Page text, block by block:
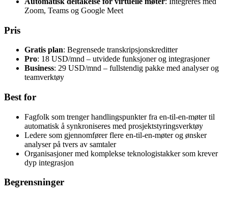
Zoom, Teams og Google Meet
Pris
Gratis plan: Begrensede transkripsjonskreditter
Pro: 18 USD/mnd – utvidede funksjoner og integrasjoner
Business: 29 USD/mnd – fullstendig pakke med analyser og
teamverktøy
Best for
Fagfolk som trenger handlingspunkter fra en-til-en-møter til
automatisk å synkroniseres med prosjektstyringsverktøy
Ledere som gjennomfører flere en-til-en-møter og ønsker
analyser på tvers av samtaler
Organisasjoner med komplekse teknologistakker som krever
dyp integrasjon
Begrensninger